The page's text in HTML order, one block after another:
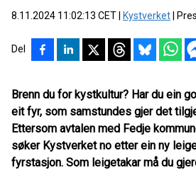
8.11.2024 11:02:13 CET Kystverket
Del
Brenn du for kystkultur? Har du ein
eit fyr, som samstundes gjer det
Ettersom avtalen med Fedje
søker Kystverket no etter ein ny
fyrstasjon. Som leigetakar må du